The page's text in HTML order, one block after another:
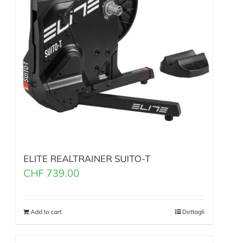
ELITE REALTRAINER SUITO-T
CHF 739.00
Add to cart Dettagli